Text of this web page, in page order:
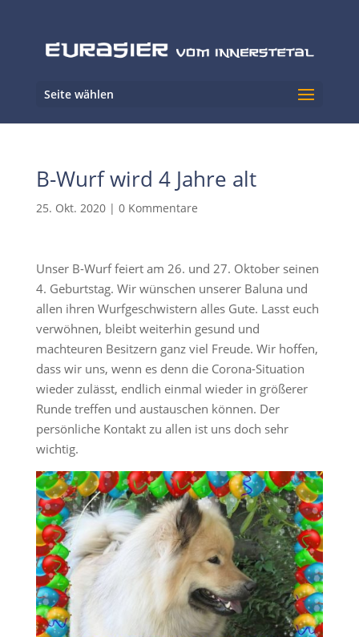
Seite wählen
B-Wurf wird 4 Jahre alt
25. Okt. 2020| 0 Kommentare
Unser B-Wurf feiert am 26. und 27. Oktober seinen
4. Geburtstag. Wir wünschen unserer Baluna und
allen ihren Wurfgeschwistern alles Gute. Lasst euch
verwöhnen, bleibt weiterhin gesund und
machteuren Besitzern ganz viel Freude. Wir hoffen,
dass wir uns, wenn es denn die Corona-Situation
wieder zulässt, endlich einmal wieder in größerer
Runde treffen und austauschen können. Der
persönliche Kontakt zu allen ist uns doch sehr
wichtig.